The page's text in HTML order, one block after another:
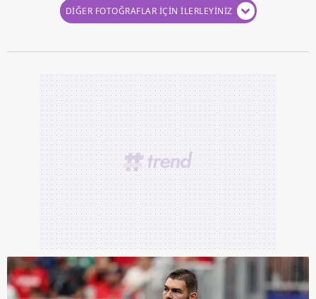
DİĞER FOTOĞRAFLAR İÇİN İLERLEYİNİZ